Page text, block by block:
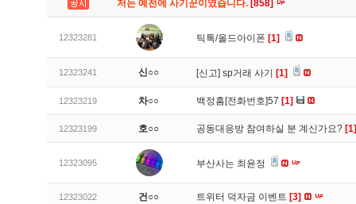
저는 예전에 사기꾼이였습니다. [858]
12323281 틱톡/올드아이폰 [1]
12323241 신○○ [신고] sp거래 사기 [1]
12323219 차○○ 백정흠[전화번호]57 [1]
12323199 호○○ 공동대응방 참여하실 분 계신가요? [1]
12323095 부산사는 최윤정
12323022 건○○ 트위터 덕자금 이벤트 [3]